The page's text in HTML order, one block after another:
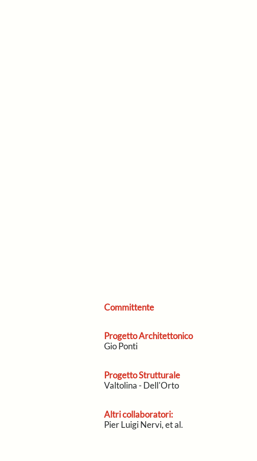
Committente
Progetto Architettonico
Gio Ponti
Progetto Strutturale
Valtolina - Dell'Orto
Altri collaboratori:
Pier Luigi Nervi, et al.